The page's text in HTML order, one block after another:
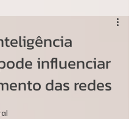
influenciar
das redes